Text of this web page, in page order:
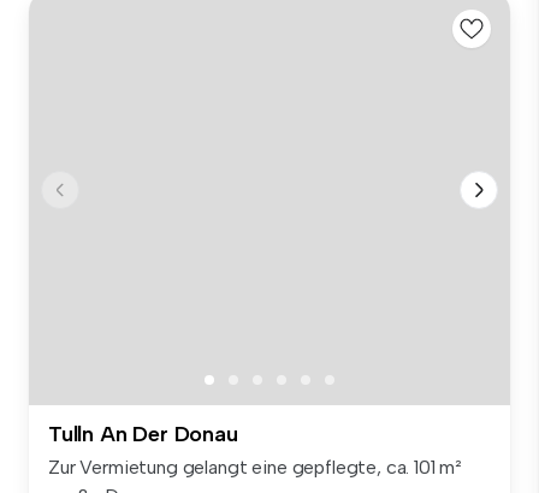
Tulln An Der Donau
Zur Vermietung gelangt eine gepflegte, ca. 101 m²